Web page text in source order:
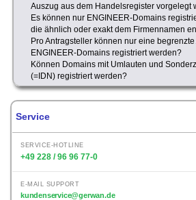
Auszug aus dem Handelsregister vorgelegt
Es können nur ENGINEER-Domains
die ähnlich oder exakt dem Firmennamen
Pro Antragsteller können nur eine
ENGINEER-Domains registriert werden?
Können Domains mit Umlauten und
(=IDN) registriert werden?
Service
SERVICE-HOTLINE
+49 228 / 96 96 77-0
E-MAIL SUPPORT
kundenservice@gerwan.de